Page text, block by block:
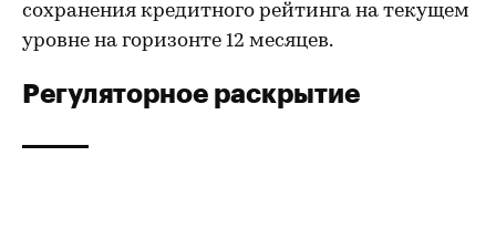
сохранения кредитного рейтинга на текущем
уровне на горизонте 12 месяцев.
Регуляторное раскрытие